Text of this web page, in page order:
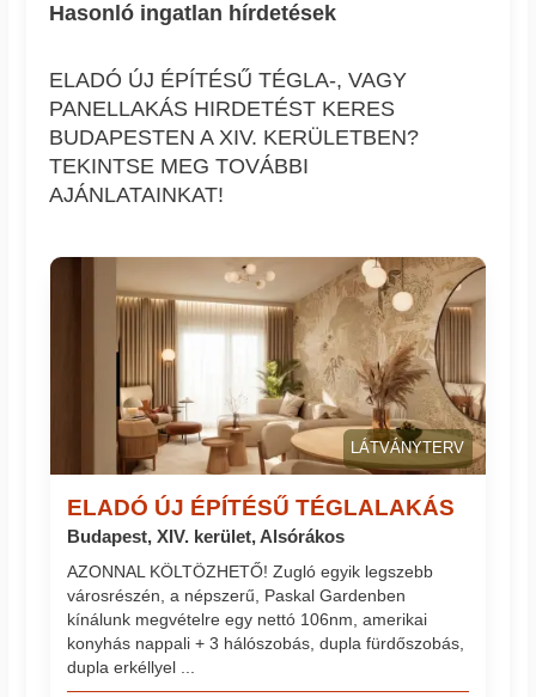
Hasonló ingatlan hírdetések
ELADÓ ÚJ ÉPÍTÉSŰ TÉGLA-, VAGY
PANELLAKÁS HIRDETÉST KERES
BUDAPESTEN A XIV. KERÜLETBEN?
TEKINTSE MEG TOVÁBBI
AJÁNLATAINKAT!
LÁTVÁNYTERV
ELADÓ ÚJ ÉPÍTÉSŰ TÉGLALAKÁS
Budapest, XIV. kerület, Alsórákos
AZONNAL KÖLTÖZHETŐ! Zugló egyik legszebb
városrészén, a népszerű, Paskal Gardenben
kínálunk megvételre egy nettó 106nm, amerikai
konyhás nappali + 3 hálószobás, dupla fürdőszobás,
dupla erkéllyel ...